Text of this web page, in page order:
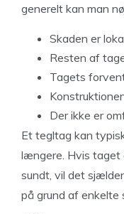
generelt kan man
Skaden er
Resten af
Tagets
Der ikke er
Et tegltag kan
længere. Hvis taget
sundt, vil det
på grund af enkelte